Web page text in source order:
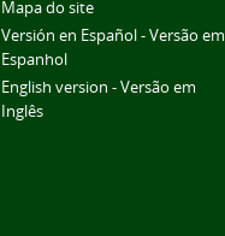
Mapa do site
Versión en Español - Versão em
Espanhol
English version - Versão em
Inglês